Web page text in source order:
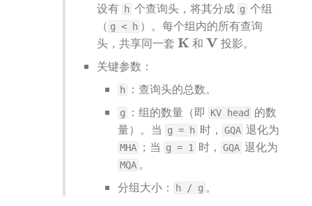
设有 h 个查询头，将其分成 g 个组
（ g < h ）。每个组内的所有查询
头，共享同一套 K 和 V 投影。
关键参数：
h ：查询头的总数。
g ：组的数量（即 KV head
的数
量）。当
g = h 时， GQA
MHA ；当 g = 1 时， GQA
MQA 。
分组大小：
h / g 。